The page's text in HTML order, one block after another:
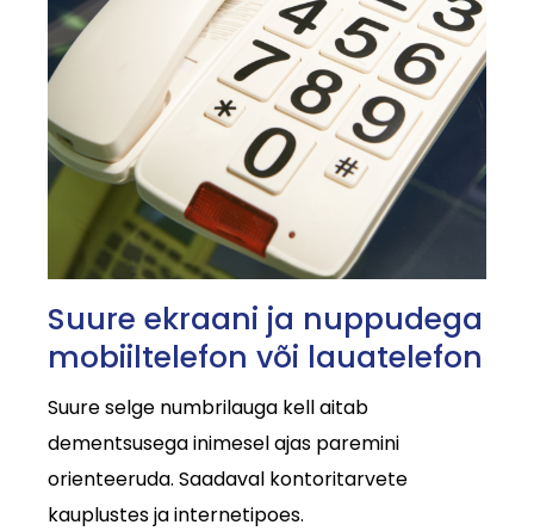
Suure ekraani ja nuppudega
mobiiltelefon või lauatelefon
Suure selge numbrilauga kell aitab
dementsusega inimesel ajas paremini
orienteeruda. Saadaval kontoritarvete
kauplustes ja internetipoes.